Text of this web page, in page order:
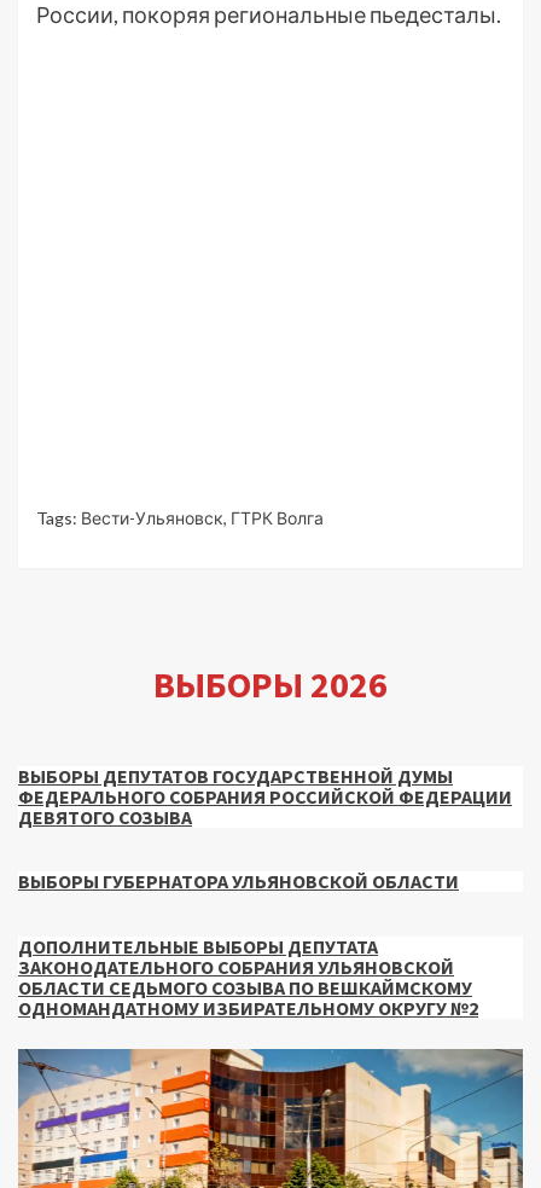
России, покоряя региональные пьедесталы.
Tags: Вести-Ульяновск, ГТРК Волга
ВЫБОРЫ 2026
ВЫБОРЫ ДЕПУТАТОВ ГОСУДАРСТВЕННОЙ ДУМЫ
ФЕДЕРАЛЬНОГО СОБРАНИЯ РОССИЙСКОЙ ФЕДЕРАЦИИ
ДЕВЯТОГО СОЗЫВА
ВЫБОРЫ ГУБЕРНАТОРА УЛЬЯНОВСКОЙ ОБЛАСТИ
ДОПОЛНИТЕЛЬНЫЕ ВЫБОРЫ ДЕПУТАТА
ЗАКОНОДАТЕЛЬНОГО СОБРАНИЯ УЛЬЯНОВСКОЙ
ОБЛАСТИ СЕДЬМОГО СОЗЫВА ПО ВЕШКАЙМСКОМУ
ОДНОМАНДАТНОМУ ИЗБИРАТЕЛЬНОМУ ОКРУГУ №2